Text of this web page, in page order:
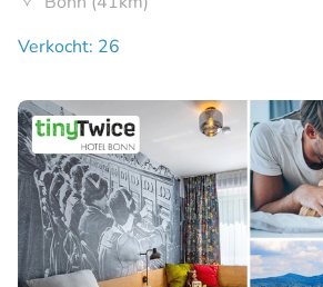
Verkocht: 26